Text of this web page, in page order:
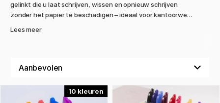
gelinkt die u laat schrijven, wissen en opnieuw schrijven
zonder het papier te beschadigen – ideaal voor kantoorwerk
revolutionaire warmtegevoelige inkt kunt u zo vaak schrijven
genoegen om mee te wissen!
Lees meer
10